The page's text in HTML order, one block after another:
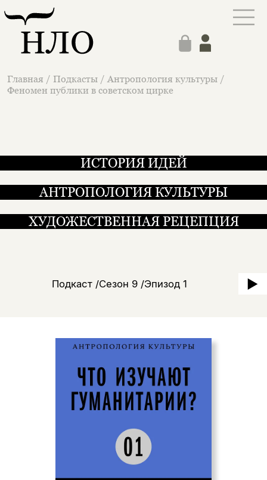
Главная / Подкасты / Антропология культуры /
Феномен публики в советском цирке
ИСТОРИЯ ИДЕЙ
АНТРОПОЛОГИЯ КУЛЬТУРЫ
ХУДОЖЕСТВЕННАЯ РЕЦЕПЦИЯ
Подкаст /Сезон 9 /Эпизод 1